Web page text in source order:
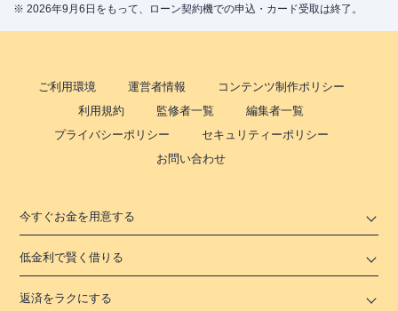
※ 2026年9月6日をもって、ローン契約機での申込・カード受取は終了。
ご利用環境 運営者情報
コンテンツ制作ポリシー
利用規約
監修者一覧
編集者一覧
プライバシーポリシー
セキュリティーポリシー
お問い合わせ
今すぐお金を用意する
低金利で賢く借りる
返済をラクにする